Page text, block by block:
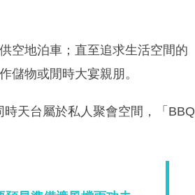
空地泊車；直至追求生活空間的
儲物或閒時大宴親朋。
天台屬於私人聚會空間，「BBQ